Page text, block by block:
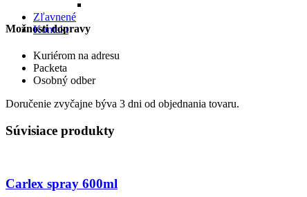
Zľavnené
Kontakt
Možnosti dopravy
Kuriérom na adresu
Packeta
Osobný odber
Doručenie zvyčajne býva 3 dni od objednania tovaru.
Súvisiace produkty
Carlex spray 600ml